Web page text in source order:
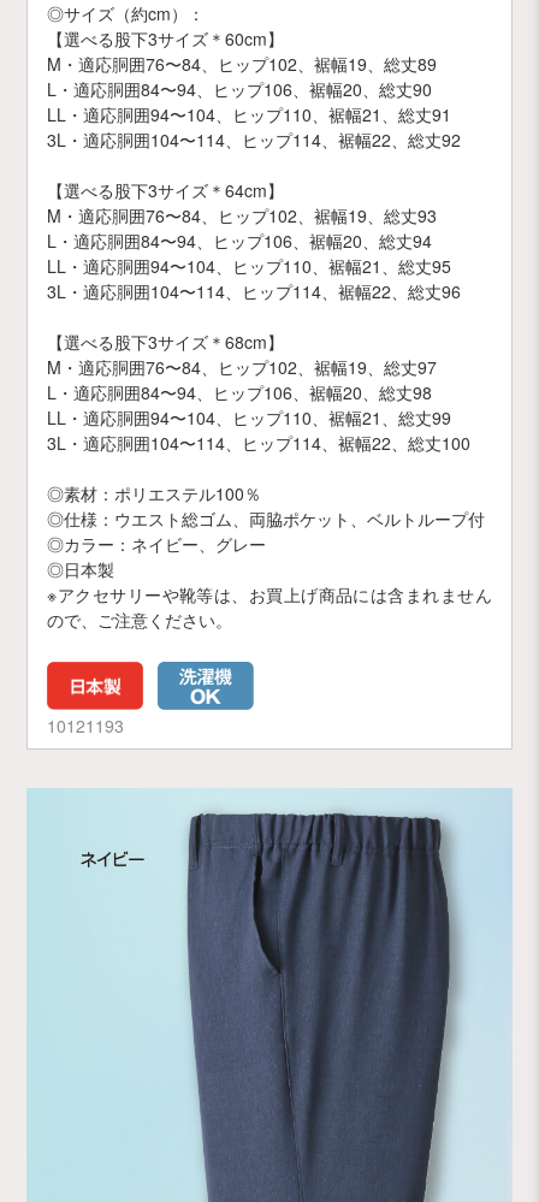
◎サイズ（約cm）：
【選べる股下3サイズ＊60cm】
M・適応胴囲76〜84、ヒップ102、裾幅19、総丈89
L・適応胴囲84〜94、ヒップ106、裾幅20、総丈90
LL・適応胴囲94〜104、ヒップ110、裾幅21、総丈91
3L・適応胴囲104〜114、ヒップ114、裾幅22、総丈92
【選べる股下3サイズ＊64cm】
M・適応胴囲76〜84、ヒップ102、裾幅19、総丈93
L・適応胴囲84〜94、ヒップ106、裾幅20、総丈94
LL・適応胴囲94〜104、ヒップ110、裾幅21、総丈95
3L・適応胴囲104〜114、ヒップ114、裾幅22、総丈96
【選べる股下3サイズ＊68cm】
M・適応胴囲76〜84、ヒップ102、裾幅19、総丈97
L・適応胴囲84〜94、ヒップ106、裾幅20、総丈98
LL・適応胴囲94〜104、ヒップ110、裾幅21、総丈99
3L・適応胴囲104〜114、ヒップ114、裾幅22、総丈100
◎素材：ポリエステル100％
◎仕様：ウエスト総ゴム、両脇ポケット、ベルトループ付
◎カラー：ネイビー、グレー
◎日本製
※アクセサリーや靴等は、お買上げ商品には含まれません
ので、ご注意ください。
10121193